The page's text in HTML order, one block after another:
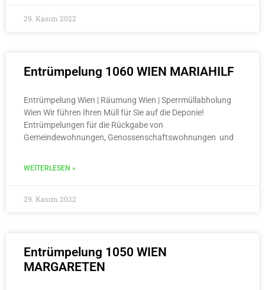
29. Kasım 2022
Entrümpelung 1060 WIEN MARIAHILF
Entrümpelung Wien | Räumung Wien | Sperrmüllabholung
Wien Wir führen Ihren Müll für Sie auf die Deponie!
Entrümpelungen für die Rückgabe von
Gemeindewohnungen, Genossenschaftswohnungen und
WEITERLESEN »
29. Kasım 2022
Entrümpelung 1050 WIEN
MARGARETEN